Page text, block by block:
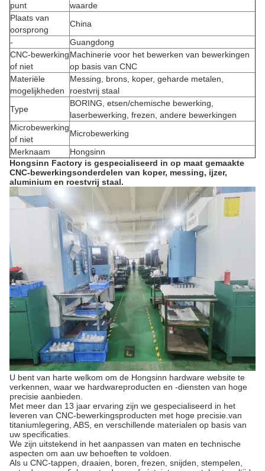
punt
waarde
Plaats van
oorsprong
China
-
Guangdong
CNC-bewerking
of niet
Machinerie voor het bewerken van bewerkingen
op basis van CNC
Materiële
mogelijkheden
Messing, brons, koper, geharde metalen,
roestvrij staal
Type
BORING, etsen/chemische bewerking,
laserbewerking, frezen, andere bewerkingen
Microbewerking
of niet
Microbewerking
Merknaam
Hongsinn
Hongsinn Factory is gespecialiseerd in op maat gemaakte
CNC-bewerkingsonderdelen van koper, messing, ijzer,
aluminium en roestvrij staal.
U bent van harte welkom om de Hongsinn hardware website te
verkennen, waar we hardwareproducten en -diensten van hoge
precisie aanbieden.
Met meer dan 13 jaar ervaring zijn we gespecialiseerd in het
leveren van CNC-bewerkingsproducten met hoge precisie.van
titaniumlegering, ABS, en verschillende materialen op basis van
uw specificaties.
We zijn uitstekend in het aanpassen van maten en technische
aspecten om aan uw behoeften te voldoen.
Als u CNC-tappen, draaien, boren, frezen, snijden, stempelen,